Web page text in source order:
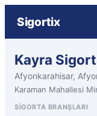
Sigortix
Kayra
Afyonkarahisar,
Karaman Mahallesi
SIGORTA BRANŞLARI